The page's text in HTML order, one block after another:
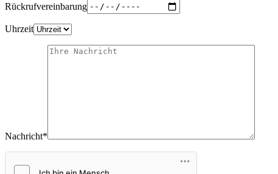
Rückrufvereinbarung
Uhrzeit
Nachricht*